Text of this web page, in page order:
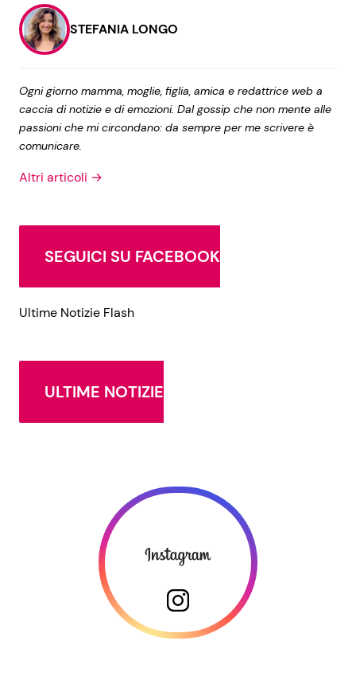
STEFANIA LONGO
Ogni giorno mamma, moglie, figlia, amica e redattrice web a
caccia di notizie e di emozioni. Dal gossip che non mente alle
passioni che mi circondano: da sempre per me scrivere è
comunicare.
Altri articoli →
SEGUICI SU FACEBOOK
Ultime Notizie Flash
ULTIME NOTIZIE